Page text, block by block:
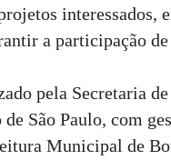
interessados,
a participação de
pela Secretaria
São Paulo, com
Municipal de